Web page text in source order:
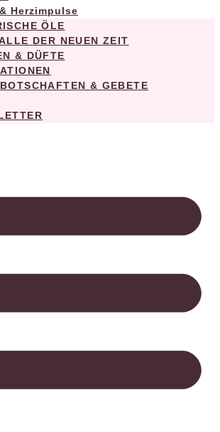
Herzimpulse
ÖLE
DER NEUEN ZEIT
& DÜFTE
& GEBETE